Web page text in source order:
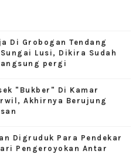
Di Grobogan Tendang
Lusi, Dikira Sudah
pergi
"Bukber" Di Kamar
Akhirnya Berujung
Digruduk Para Pendekar
Pengeroyokan Antar